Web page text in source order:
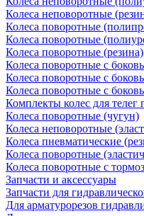
Колеса неповоротные
Колеса поворотные
Колеса поворотные
Колеса поворотные (резина)
Колеса поворотные c
Колеса поворотные c
Колеса поворотные c
Комплекты колес для
Колеса поворотные (чугун)
Колеса неповоротные
Колеса пневматические
Колеса поворотные
Колеса поворотные c
Запчасти и аксессуары
Запчасти для
Для арматурорезов